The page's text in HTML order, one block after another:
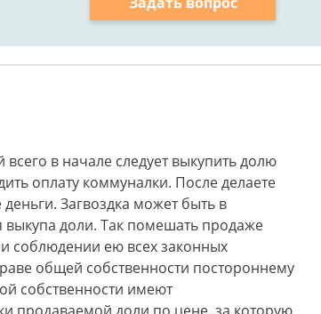
всего в начале следует выкупить долю
оплату коммуналки. После делаете
Загвоздка может быть в
выкупа доли. Так помешать продаже
соблюдении ею всех законных
общей собственности постороннему
собственности имеют